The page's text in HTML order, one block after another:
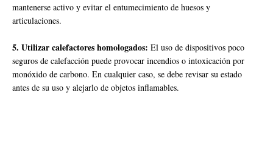
mantenerse activo y evitar el entumecimiento de huesos y
articulaciones.
5. Utilizar calefactores homologados: El uso de dispositivos poco
seguros de calefacción puede provocar incendios o intoxicación por
monóxido de carbono. En cualquier caso, se debe revisar su estado
antes de su uso y alejarlo de objetos inflamables.